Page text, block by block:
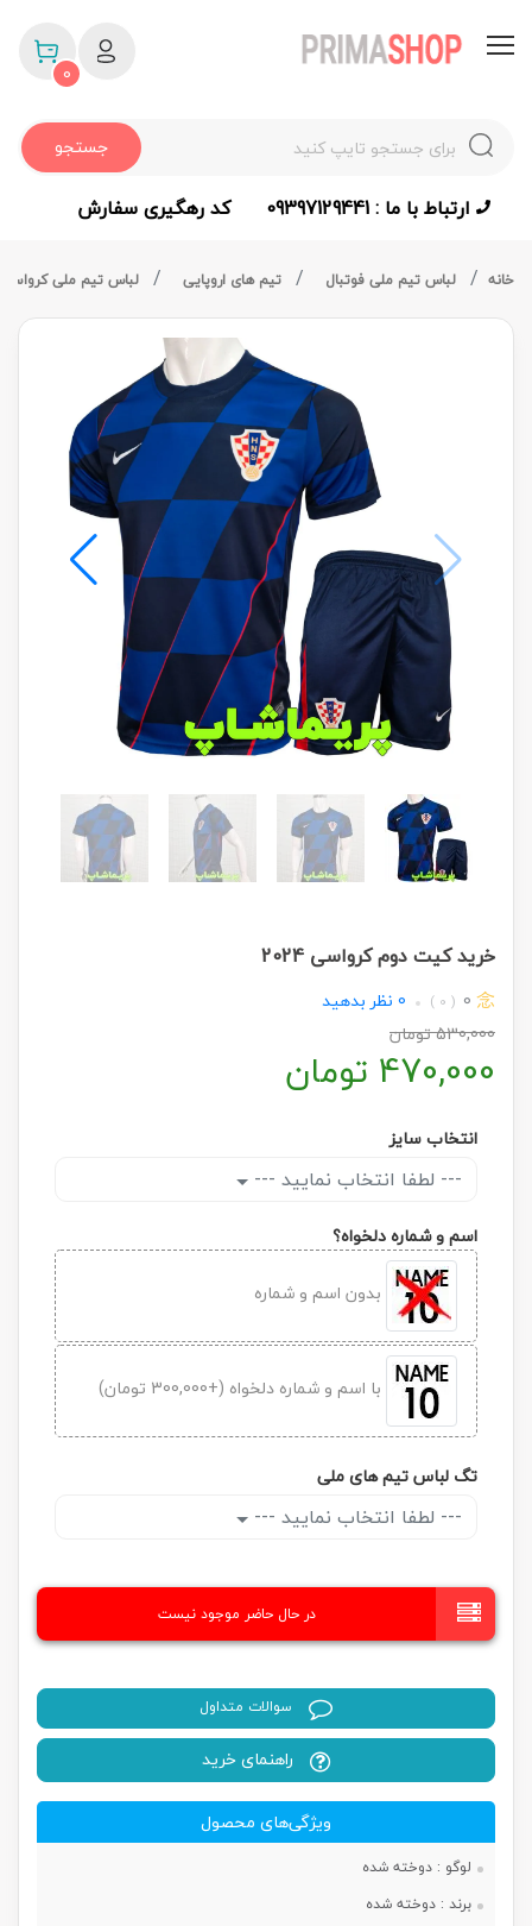
جستجو
0
ارتباط با ما : 09397129441 کد رهگیری سفارش
خانه لباس تیم ملی فوتبال تیم های اروپایی لباس تیم ملی کرواسی
خرید کیت دوم کرواسی 2024
0
( 0 )
0 نظر بدهید
530,000تومان
470,000 تومان
انتخاب سایز
--- لطفا انتخاب نمایید ---
اسم و شماره دلخواه؟
بدون اسم و شماره
با اسم و شماره دلخواه (+300,000 تومان)
تگ لباس تیم های ملی
--- لطفا انتخاب نمایید ---
در حال حاضر موجود نیست
سوالات متداول
راهنمای خرید
ویژگی‌های محصول
لوگو : دوخته شده
برند : دوخته شده